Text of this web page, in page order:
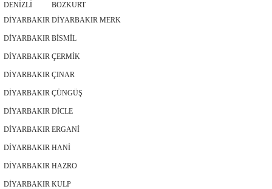
DENİZLİ
BOZKURT
DİYARBAKIR DİYARBAKIR MERK
DİYARBAKIR BİSMİL
DİYARBAKIR ÇERMİK
DİYARBAKIR ÇINAR
DİYARBAKIR ÇÜNGÜŞ
DİYARBAKIR DİCLE
DİYARBAKIR ERGANİ
DİYARBAKIR HANİ
DİYARBAKIR HAZRO
DİYARBAKIR KULP